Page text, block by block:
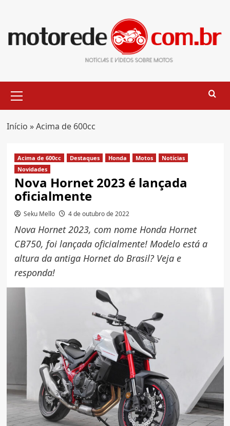
content
Menu
Início »Acima de 600cc
Acima de 600cc Destaques Honda Motos
Notícias
Novidades
Nova Hornet 2023 é lançada
oficialmente
Seku Mello 4 de outubro de 2022
Nova Hornet 2023, com nome Honda Hornet
CB750, foi lançada oficialmente! Modelo está a
altura da antiga Hornet do Brasil? Veja e
responda!